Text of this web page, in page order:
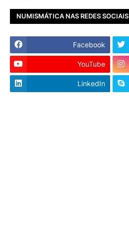
NUMISMÁTICA NAS REDES SOCIAIS
Facebook
YouTube
LinkedIn